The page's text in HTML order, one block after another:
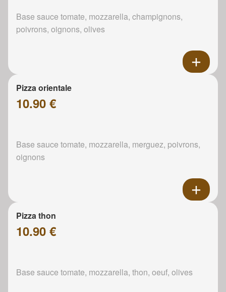
Base sauce tomate, mozzarella, champignons,
poivrons, oignons, olives
Pizza orientale
10.90 €
Base sauce tomate, mozzarella, merguez, poivrons,
oignons
Pizza thon
10.90 €
Base sauce tomate, mozzarella, thon, oeuf, olives